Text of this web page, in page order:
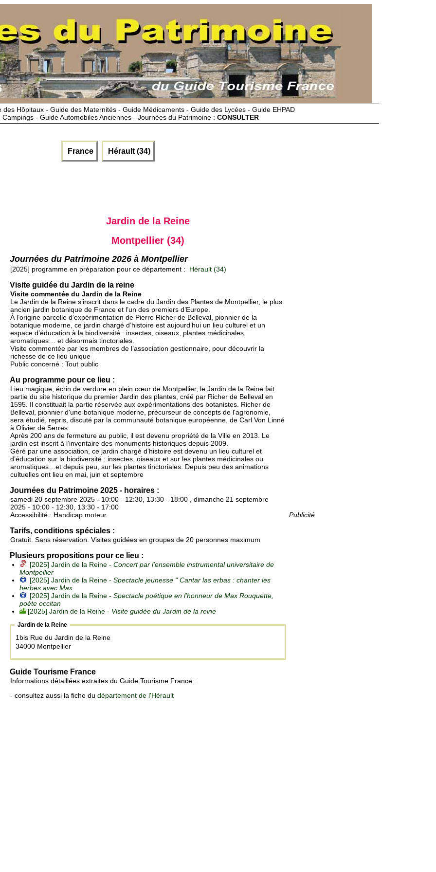
Hôpitaux - Guide des Maternités - Guide Médicaments - Guide des Lycées - Guide EHPAD
- Guide Automobiles Anciennes - Journées du Patrimoine : CONSULTER
France Hérault (34)
Publicité
Jardin de la Reine
Montpellier (34)
Journées du Patrimoine 2026 à Montpellier
[2025] programme en préparation pour ce département : Hérault (34)
Visite guidée du Jardin de la reine
Visite commentée du Jardin de la Reine
Le Jardin de la Reine s’inscrit dans le cadre du Jardin des Plantes de Montpellier, le plus
ancien jardin botanique de France et l’un des premiers d’Europe.
À l’origine parcelle d’expérimentation de Pierre Richer de Belleval, pionnier de la
botanique moderne, ce jardin chargé d’histoire est aujourd’hui un lieu culturel et un
espace d’éducation à la biodiversité : insectes, oiseaux, plantes médicinales,
aromatiques… et désormais tinctoriales.
Visite commentée par les membres de l’association gestionnaire, pour découvrir la
richesse de ce lieu unique
Public concerné : Tout public
Au programme pour ce lieu :
Lieu magique, écrin de verdure en plein cœur de Montpellier, le Jardin de la Reine fait
partie du site historique du premier Jardin des plantes, créé par Richer de Belleval en
1595. Il constituait la partie réservée aux expérimentations des botanistes. Richer de
Belleval, pionnier d'une botanique moderne, précurseur de concepts de l'agronomie,
sera étudié, repris, discuté par la communauté botanique européenne, de Carl Von Linné
à Olivier de Serres
Après 200 ans de fermeture au public, il est devenu propriété de la Ville en 2013. Le
jardin est inscrit à l’inventaire des monuments historiques depuis 2009.
Géré par une association, ce jardin chargé d’histoire est devenu un lieu culturel et
d’éducation sur la biodiversité : insectes, oiseaux et sur les plantes médicinales ou
aromatiques…et depuis peu, sur les plantes tinctoriales. Depuis peu des animations
cultuelles ont lieu en mai, juin et septembre
Journées du Patrimoine 2025 - horaires :
samedi 20 septembre 2025 - 10:00 - 12:30, 13:30 - 18:00 , dimanche 21 septembre
2025 - 10:00 - 12:30, 13:30 - 17:00
Accessibilité : Handicap moteur
Tarifs, conditions spéciales :
Gratuit. Sans réservation. Visites guidées en groupes de 20 personnes maximum
Plusieurs propositions pour ce lieu :
[2025] Jardin de la Reine - Concert par l'ensemble instrumental universitaire de
Montpellier
[2025] Jardin de la Reine - Spectacle jeunesse " Cantar las erbas : chanter les
herbes avec Max
[2025] Jardin de la Reine - Spectacle poétique en l'honneur de Max Rouquette,
poète occitan
[2025] Jardin de la Reine - Visite guidée du Jardin de la reine
Jardin de la Reine
1bis Rue du Jardin de la Reine
34000 Montpellier
Guide Tourisme France
Informations détaillées extraites du Guide Tourisme France :
- consultez aussi la fiche du département de l'Hérault